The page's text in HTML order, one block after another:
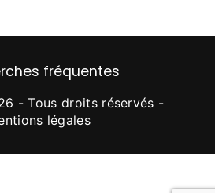
fréquentes
- Tous droits réservés -
légales